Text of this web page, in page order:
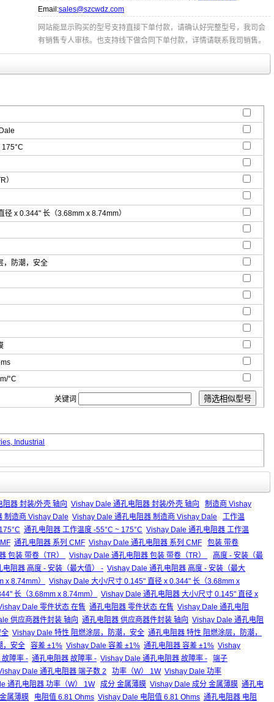
Email:sales@szcwdz.com
网站能显示购买的型号支持直接下单付款，请确认好完整型号，我司会
有销售专人审核。也支持线下做合同下单付款，详情请联系我司销售。
）
径 x 0.344" 长（3.68mm x 8.74mm）
，防潮，安全
°C
关键词
Industrial
阻器 封装/外壳 轴向 Vishay Dale 通孔电阻器 封装/外壳 轴向
制造商 Vishay
制造商 Vishay Dale Vishay Dale 通孔电阻器 制造商 Vishay Dale
工作温
通孔电阻器 工作温度 -55°C ~ 175°C Vishay Dale 通孔电阻器 工作温
通孔电阻器 系列 CMF Vishay Dale 通孔电阻器 系列 CMF
包装 带卷
包装 带卷（TR）
Vishay Dale 通孔电阻器 包装 带卷（TR）
高度 - 安装（最
电阻器 高度 - 安装（最大值） - Vishay Dale 通孔电阻器 高度 - 安装（最大
x 8.74mm）
Vishay Dale 大小/尺寸 0.145" 直径 x 0.344" 长（3.68mm x
长（3.68mm x 8.74mm）
Vishay Dale 通孔电阻器 大小/尺寸 0.145" 直径 x
Dale 零件状态 在售 通孔电阻器 零件状态 在售 Vishay Dale 通孔电阻
供应商器件封装 轴向 通孔电阻器 供应商器件封装 轴向 Vishay Dale 通孔电阻
Vishay Dale 特性 阻燃涂层，防潮，安全 通孔电阻器 特性 阻燃涂层，防潮，
，安全
容差 ±1% Vishay Dale 容差 ±1% 通孔电阻器 容差 ±1% Vishay
障率 - 通孔电阻器 故障率 - Vishay Dale 通孔电阻器 故障率 -
端子
Dale 通孔电阻器 端子数 2
功率（W） 1W Vishay Dale 功率
通孔电阻器 功率（W） 1W
成分 金属薄膜 Vishay Dale 成分 金属薄膜 通孔电
属薄膜
电阻值 6.81 Ohms Vishay Dale 电阻值 6.81 Ohms 通孔电阻器 电阻